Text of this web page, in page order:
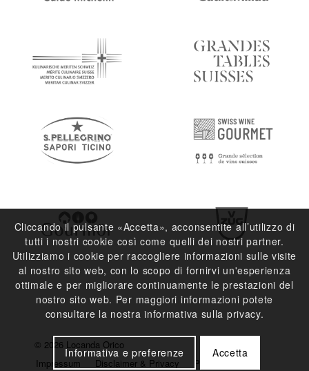
© 2026 Locanda Orico
Impressum
Disclaimer & Privacy Press e Media
Cliccando il pulsante «Accetta», acconsentite all’utilizzo di
tutti i nostri cookie così come quelli dei nostri partner.
Utilizziamo i cookie per raccogliere informazioni sulle visite
al nostro sito web, con lo scopo di fornirvi un'esperienza
ottimale e per migliorare continuamente le prestazioni del
nostro sito web. Per maggiori informazioni potete
consultare la nostra informativa sulla privacy.
Informativa e preferenze Accetta